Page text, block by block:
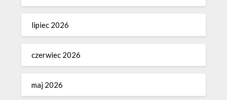
lipiec 2026
czerwiec 2026
maj 2026